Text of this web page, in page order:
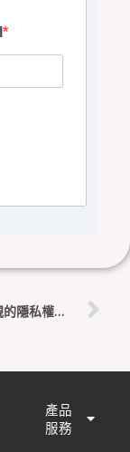
如何建立合規的隱私權政策頁面：完整指南
產品
服務